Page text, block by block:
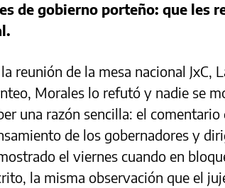
de gobierno porteño: que les
reunión de la mesa nacional JxC,
Morales lo refutó y nadie se
una razón sencilla: el
de los gobernadores y
el viernes cuando en
la misma observación que el